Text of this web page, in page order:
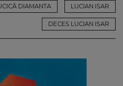
DIAMANTA LUCIAN ISAR
DECES LUCIAN ISAR